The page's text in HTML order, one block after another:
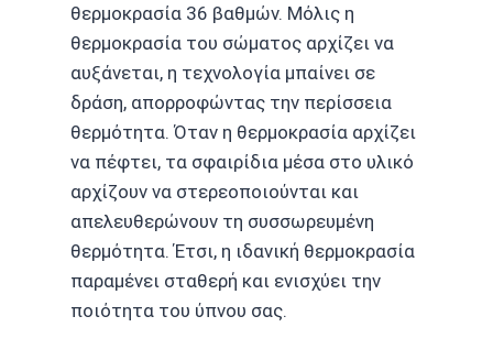
θερμοκρασία 36 βαθμών. Μόλις η
θερμοκρασία του σώματος αρχίζει να
αυξάνεται, η τεχνολογία μπαίνει σε
δράση, απορροφώντας την περίσσεια
θερμότητα. Όταν η θερμοκρασία αρχίζει
να πέφτει, τα σφαιρίδια μέσα στο υλικό
αρχίζουν να στερεοποιούνται και
απελευθερώνουν τη συσσωρευμένη
θερμότητα. Έτσι, η ιδανική θερμοκρασία
παραμένει σταθερή και ενισχύει την
ποιότητα του ύπνου σας.